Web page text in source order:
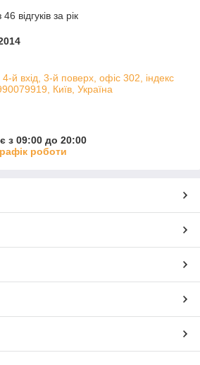
відгуків за рік
й вхід, 3-й поверх, офіс 302, індекс
Київ, Україна
з 09:00 до 20:00
роботи